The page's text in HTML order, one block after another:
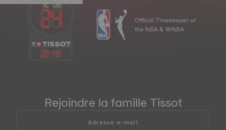
08:49
Official Timekeeper of
the NBA & WNBA
Rejoindre la famille Tissot
Adresse e-mail